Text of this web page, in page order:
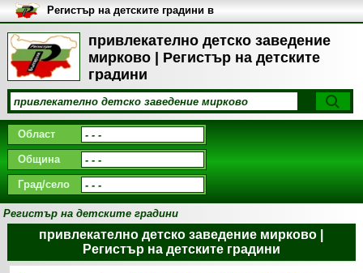
привлекателно детско заведение
мирково | Регистър на детските
градини
Регистър на детските градини в
България
Област
Община
Град/село
Регистър на детските градини
привлекателно детско заведение мирково |
Регистър на детските градини